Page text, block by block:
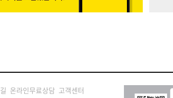
온라인무료상담 고객센터